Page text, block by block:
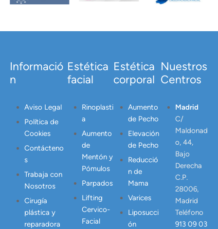
Informació
n
Aviso Legal
Política de
Cookies
Contácteno
s
Trabaja con
Nosotros
Cirugía
plástica y
reparadora
Estética
facial
Rinoplasti
a
Aumento
de
Mentón y
Pómulos
Parpados
Lifting
Cervico-
Facial
Estética
corporal
Aumento
de Pecho
Elevación
de Pecho
Reducció
n de
Mama
Varices
Liposucci
ón
Nuestros
Centros
Madrid
C/
Maldonad
o, 44,
Bajo
Derecha
C.P.
28006,
Madrid
Teléfono
913 09 03